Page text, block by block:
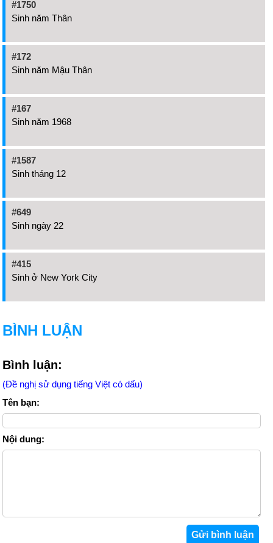
#1750
Sinh năm Thân
#172
Sinh năm Mậu Thân
#167
Sinh năm 1968
#1587
Sinh tháng 12
#649
Sinh ngày 22
#415
Sinh ở New York City
BÌNH LUẬN
Bình luận:
(Đề nghị sử dụng tiếng Việt có dấu)
Tên bạn:
Nội dung: